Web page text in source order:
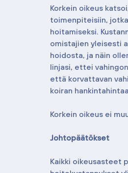
Korkein oikeus
toimenpiteisiin,
hoitamiseksi.
omistajien yleisesti
hoidosta, ja näin
linjasi, ettei
että korvattavan
koiran
Korkein oikeus ei
Johtopäätökset
Kaikki oikeusasteet